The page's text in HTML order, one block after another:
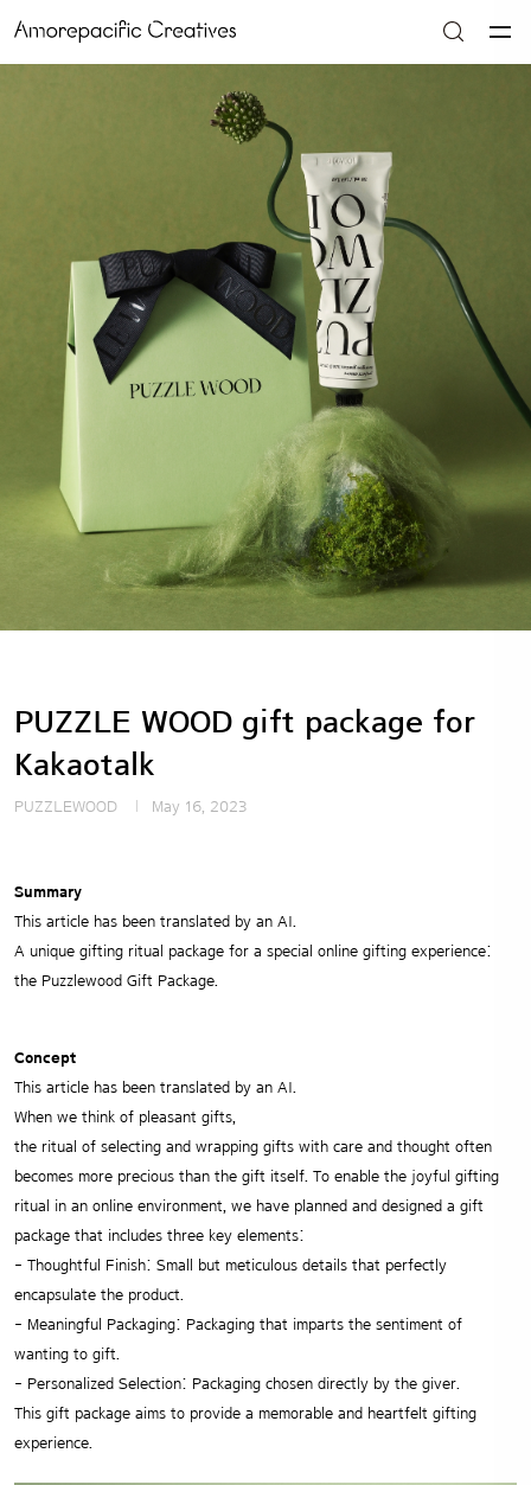
PUZZLE WOOD gift package for
Kakaotalk
PUZZLEWOOD May 16, 2023
Summary
This article has been translated by an AI.
A unique gifting ritual package for a special online gifting experience:
the Puzzlewood Gift Package.
Concept
This article has been translated by an AI.
When we think of pleasant gifts,
the ritual of selecting and wrapping gifts with care and thought often
becomes more precious than the gift itself. To enable the joyful gifting
ritual in an online environment, we have planned and designed a gift
package that includes three key elements:
- Thoughtful Finish: Small but meticulous details that perfectly
encapsulate the product.
- Meaningful Packaging: Packaging that imparts the sentiment of
wanting to gift.
- Personalized Selection: Packaging chosen directly by the giver.
This gift package aims to provide a memorable and heartfelt gifting
experience.